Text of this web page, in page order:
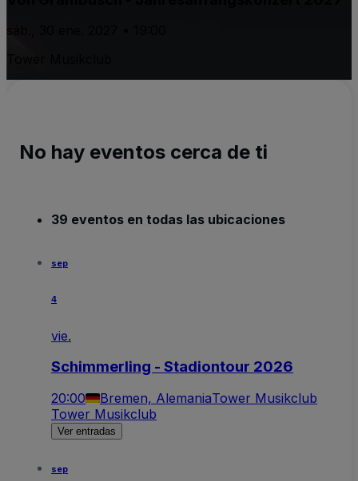
No hay eventos cerca de ti
39 eventos en todas las ubicaciones
sep
4
vie.
Schimmerling - Stadiontour 2026
20:00 Bremen, AlemaniaTower Musikclub
Tower Musikclub
Ver entradas
sep